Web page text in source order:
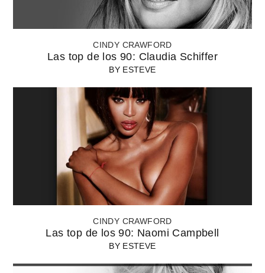
CINDY CRAWFORD
Las top de los 90: Claudia Schiffer
BY ESTEVE
CINDY CRAWFORD
Las top de los 90: Naomi Campbell
BY ESTEVE